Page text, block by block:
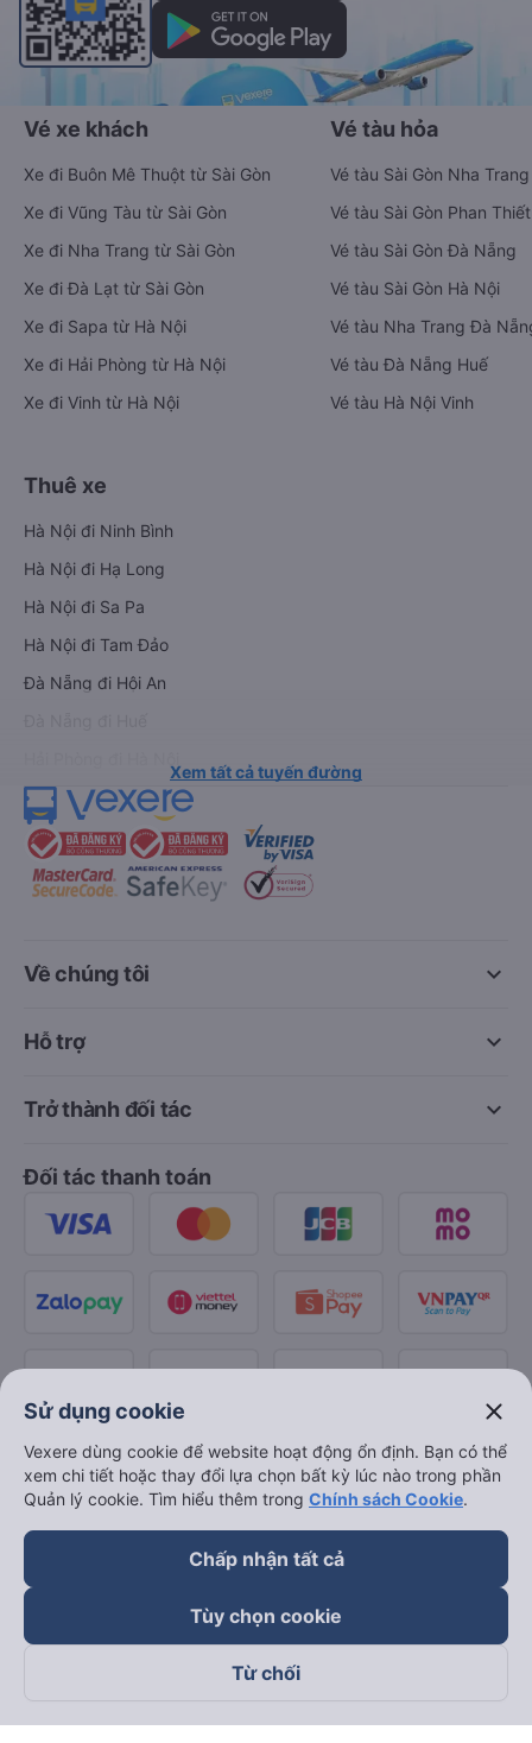
Vé xe khách
Xe đi Buôn Mê Thuột từ Sài Gòn
Xe đi Vũng Tàu từ Sài Gòn
Xe đi Nha Trang từ Sài Gòn
Xe đi Đà Lạt từ Sài Gòn
Xe đi Sapa từ Hà Nội
Xe đi Hải Phòng từ Hà Nội
Xe đi Vinh từ Hà Nội
Vé tàu hỏa
Vé tàu Sài Gòn Nha Trang
Vé tàu Sài Gòn Phan Thiết
Vé tàu Sài Gòn Đà Nẵng
Vé tàu Sài Gòn Hà Nội
Vé tàu Nha Trang Đà
Vé tàu Đà Nẵng Huế
Vé tàu Hà Nội Vinh
Thuê xe
Hà Nội đi Ninh Bình
Hà Nội đi Hạ Long
Hà Nội đi Sa Pa
Hà Nội đi Tam Đảo
Đà Nẵng đi Hội An
Xem tất cả tuyến đường
keyboard_arrow_down
Về chúng tôi
keyboard_arrow_down
Hỗ trợ
keyboard_arrow_down
Trở thành đối tác
Đối tác thanh toán
Theo dõi chúng tôi trên
Sử dụng cookie close
Vexere dùng cookie để website hoạt động ổn định. Bạn có thể
xem chi tiết hoặc thay đổi lựa chọn bất kỳ lúc nào trong phần
Quản lý cookie. Tìm hiểu thêm trong Chính sách Cookie.
Chấp nhận tất cả
Tùy chọn cookie
Từ chối